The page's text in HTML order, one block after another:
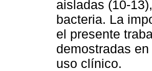
aisladas (10-
bacteria. La
el presente
demostradas
uso clínico.